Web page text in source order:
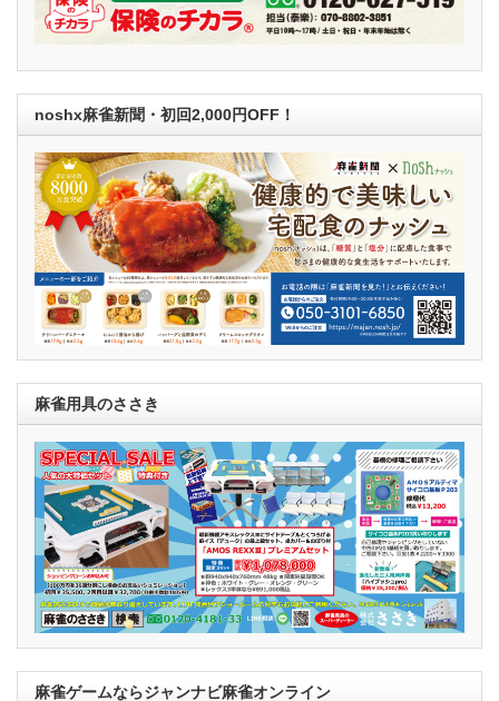
noshx麻雀新聞・初回2,000円OFF！
麻雀用具のささき
麻雀ゲームならジャンナビ麻雀オンライン